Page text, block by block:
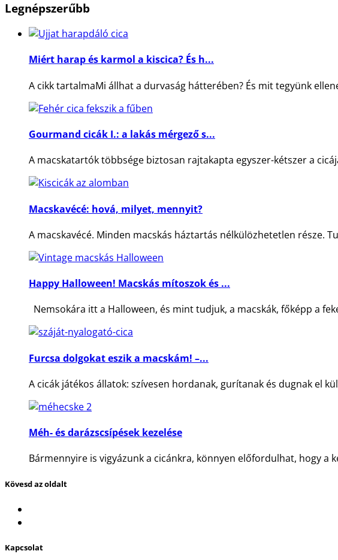
Legnépszerűbb
Miért harap és karmol a kiscica? És h...
A cikk tartalmaMi állhat a durvaság hátterében? És mit tegyünk
Gourmand cicák I.: a lakás mérgező s...
A macskatartók többsége biztosan rajtakapta egyszer-kétszer a
Macskavécé: hová, milyet, mennyit?
A macskavécé. Minden macskás háztartás nélkülözhetetlen része.
Happy Halloween! Macskás mítoszok és ...
Nemsokára itt a Halloween, és mint tudjuk, a macskák, főképp a
Furcsa dolgokat eszik a macskám! –...
A cicák játékos állatok: szívesen hordanak, gurítanak és dugnak el
Méh- és darázscsípések kezelése
Bármennyire is vigyázunk a cicánkra, könnyen előfordulhat, hogy a
Kövesd az oldalt
Kapcsolat